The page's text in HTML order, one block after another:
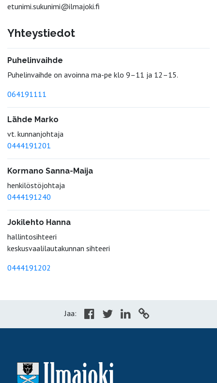
etunimi.sukunimi@ilmajoki.fi
Yhteystiedot
Puhelinvaihde
Puhelinvaihde on avoinna ma-pe klo 9–11 ja 12–15.
064191111
Lähde Marko
vt. kunnanjohtaja
0444191201
Kormano Sanna-Maija
henkilöstöjohtaja
0444191240
Jokilehto Hanna
hallintosihteeri
keskusvaalilautakunnan sihteeri
0444191202
Jaa: